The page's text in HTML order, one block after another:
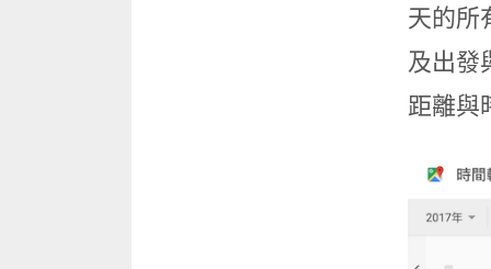
天的所
及出發
距離與